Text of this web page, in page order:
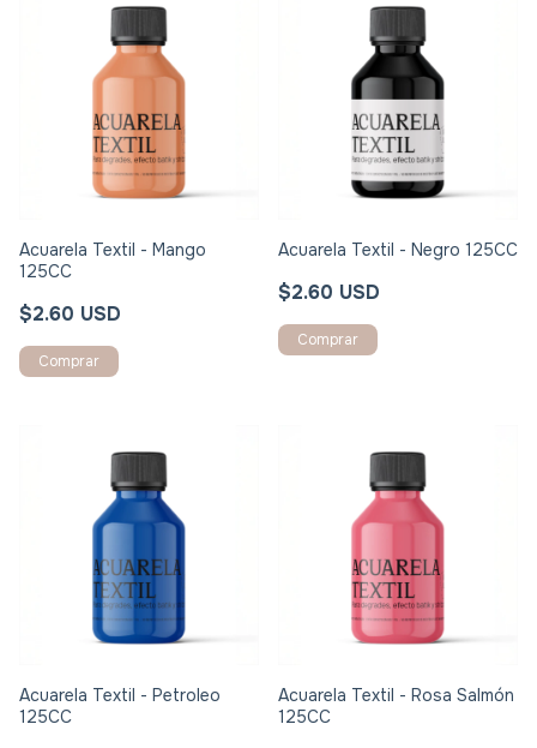
Acuarela Textil - Mango
125CC
$2.60 USD
Acuarela Textil - Negro 125CC
$2.60 USD
Acuarela Textil - Petroleo
125CC
Acuarela Textil - Rosa Salmón
125CC